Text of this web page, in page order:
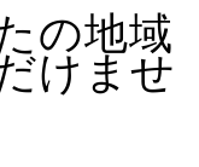
の地域
けませ